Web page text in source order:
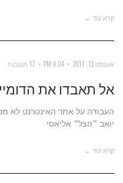
קרא עוד ←
אוגוסט 13, 2017 4:04 PM 17 תגובות
אל תאבדו את
העבודה על אתר האינטרנט לא
יואב ״הצל״ אליאסי
קרא עוד ←